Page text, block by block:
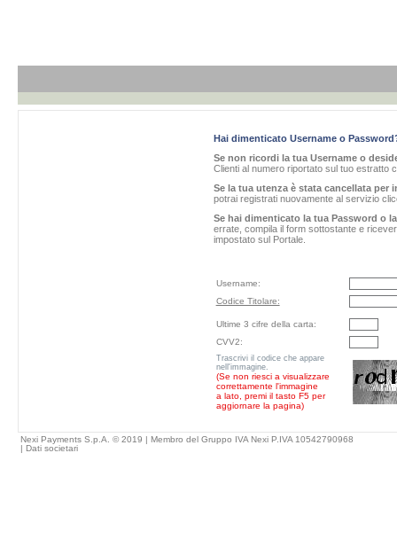
Hai dimenticato Username o
Se non ricordi la tua Username o
Clienti al numero riportato sul tuo estratto
Se la tua utenza è stata cancellata per
potrai registrati nuovamente al servizio
Se hai dimenticato la tua Password o
errate, compila il form sottostante e
impostato sul Portale.
Username:
Codice Titolare:
Ultime 3 cifre della carta:
CVV2:
Trascrivi il codice che appare
nell'immagine.
(Se non riesci a visualizzare
correttamente l'immagine
a lato, premi il tasto F5 per
aggiornare la pagina)
Nexi Payments S.p.A. © 2019 | Membro del Gruppo IVA Nexi P.IVA 10542790968
| Dati societari